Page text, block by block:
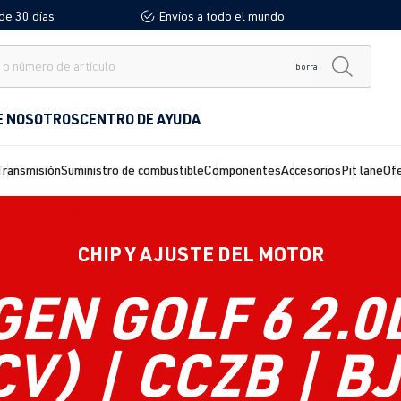
30 días Envíos a todo el mundo
borra
NOSOTROSCENTRO DE AYUDA
Suministro de combustibleComponentesAccesoriosPit lane
CHIP Y AJUSTE DEL MOTOR
GOLF 6
| CCZB |